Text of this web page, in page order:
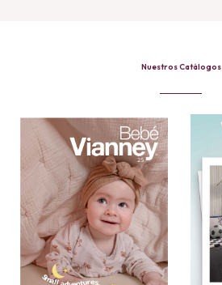
Nuestros Catálogos